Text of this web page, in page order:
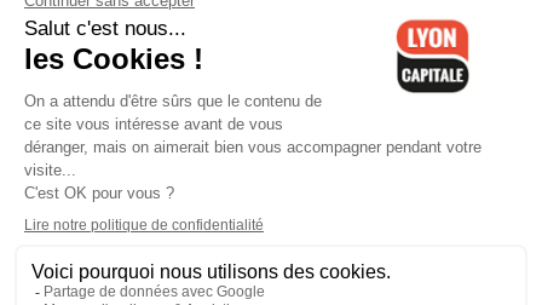
Contactez-nous-Mentions légales-CGV-Politique de